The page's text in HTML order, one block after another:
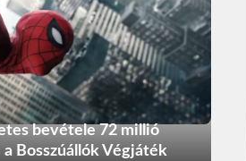
bevétele 72 millió
Bosszúállók Végjáték